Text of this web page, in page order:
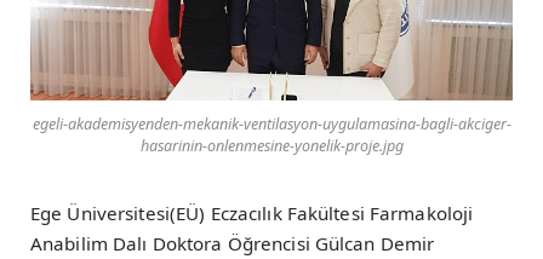
egeli-akademisyenden-mekanik-ventilasyon-uygulamasina-bagli-akciger-
hasarinin-onlenmesine-yonelik-proje.jpg
Ege Üniversitesi(EÜ) Eczacılık Fakültesi Farmakoloji
Anabilim Dalı Doktora Öğrencisi Gülcan Demir